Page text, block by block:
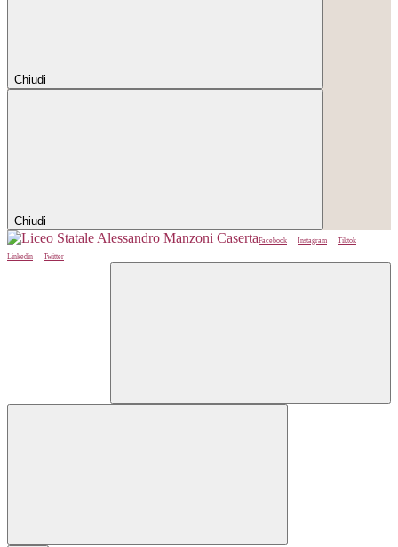
Chiudi
Chiudi
Facebook Instagram
Tiktok
Linkedin
Twitter